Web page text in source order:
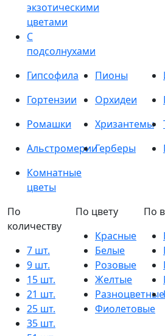
экзотическими
цветами
С
подсолнухами
Гипсофила
Пионы
Гортензии
Орхидеи
Ромашки
Хризантемы
АльстромерииГерберы
Комнатные
цветы
По
количеству
7 шт.
9 шт.
15 шт.
21 шт.
25 шт.
35 шт.
По цвету
Красные
Белые
Розовые
Желтые
Разноцветные
Фиолетовые
По